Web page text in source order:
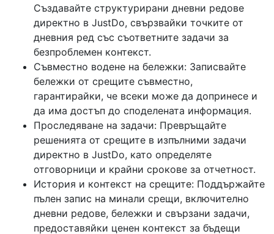
Създавайте структурирани дневни редове
директно в JustDo, свързвайки точките от
дневния ред със съответните задачи за
безпроблемен контекст.
Съвместно водене на бележки: Записвайте
бележки от срещите съвместно,
гарантирайки, че всеки може да допринесе и
да има достъп до споделената информация.
Проследяване на задачи: Превръщайте
решенията от срещите в изпълними задачи
директно в JustDo, като определяте
отговорници и крайни срокове за отчетност.
История и контекст на срещите: Поддържайте
пълен запис на минали срещи, включително
дневни редове, бележки и свързани задачи,
предоставяйки ценен контекст за бъдещи